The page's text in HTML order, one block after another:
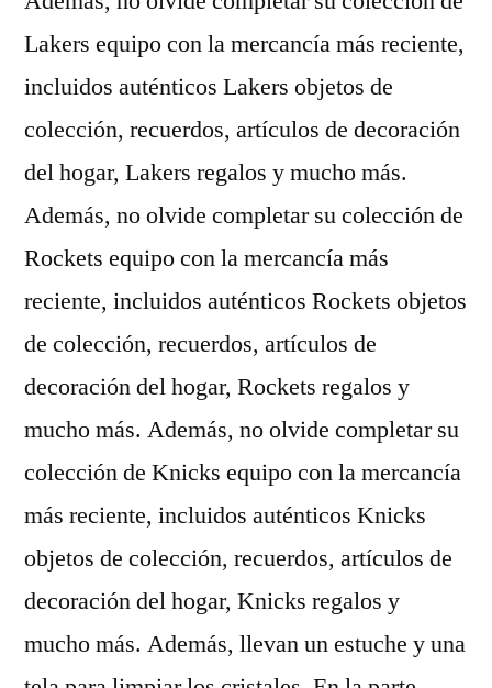
Lakers equipo con la mercancía más reciente,
incluidos auténticos Lakers objetos de
colección, recuerdos, artículos de decoración
del hogar, Lakers regalos y mucho más.
Además, no olvide completar su colección de
Rockets equipo con la mercancía más
reciente, incluidos auténticos Rockets objetos
de colección, recuerdos, artículos de
decoración del hogar, Rockets regalos y
mucho más. Además, no olvide completar su
colección de Knicks equipo con la mercancía
más reciente, incluidos auténticos Knicks
objetos de colección, recuerdos, artículos de
decoración del hogar, Knicks regalos y
mucho más. Además, llevan un estuche y una